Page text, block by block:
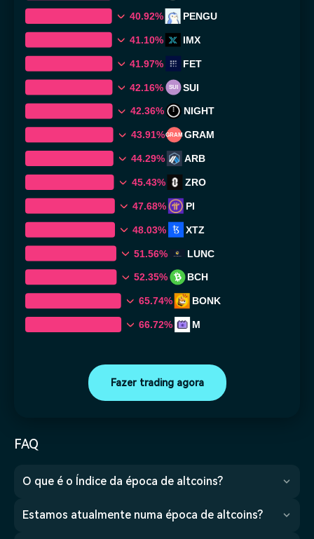
40.92% PENGU
41.10% IMX
41.97% FET
42.16% SUI SUI
42.36% NIGHT
43.91%GRAM GRAM
44.29% ARB
45.43% ZRO
47.68% PI
48.03% XTZ
51.56% LUNC
52.35% BCH
65.74% BONK
66.72% M
Fazer trading agora
FAQ
O que é o Índice da época de altcoins?
Estamos atualmente numa época de altcoins?